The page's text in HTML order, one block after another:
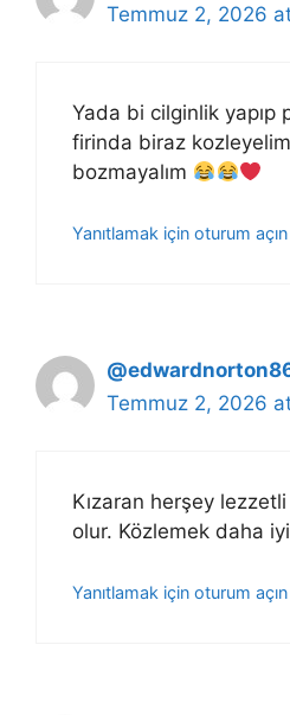
Temmuz 2, 2026
Yada bi cilginlik yapıp
firinda biraz
bozmayalım
Yanıtlamak için oturum açın
Temmuz 2, 2026
Kızaran herşey lezzetli
olur. Közlemek daha
Yanıtlamak için oturum açın